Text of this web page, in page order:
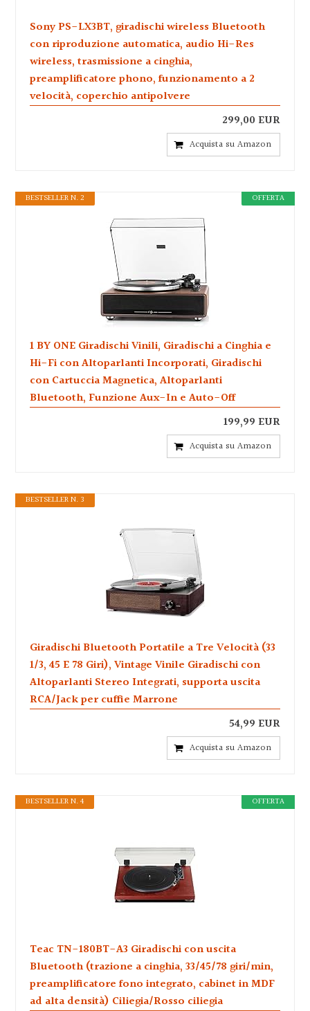
Sony PS-LX3BT, giradischi wireless Bluetooth
con riproduzione automatica, audio Hi-Res
wireless, trasmissione a cinghia,
preamplificatore phono, funzionamento a 2
velocità, coperchio antipolvere
299,00 EUR
Acquista su Amazon
OFFERTA
BESTSELLER N. 2
1 BY ONE Giradischi Vinili, Giradischi a Cinghia e
Hi-Fi con Altoparlanti Incorporati, Giradischi
con Cartuccia Magnetica, Altoparlanti
Bluetooth, Funzione Aux-In e Auto-Off
199,99 EUR
Acquista su Amazon
BESTSELLER N. 3
Giradischi Bluetooth Portatile a Tre Velocità (33
1/3, 45 E 78 Giri), Vintage Vinile Giradischi con
Altoparlanti Stereo Integrati, supporta uscita
RCA/Jack per cuffie Marrone
54,99 EUR
Acquista su Amazon
OFFERTA
BESTSELLER N. 4
Teac TN-180BT-A3 Giradischi con uscita
Bluetooth (trazione a cinghia, 33/45/78 giri/min,
preamplificatore fono integrato, cabinet in MDF
ad alta densità) Ciliegia/Rosso ciliegia